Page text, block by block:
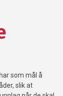
som mål å
slik at